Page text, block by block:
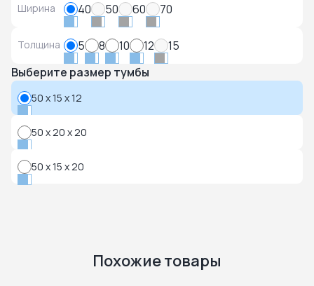
Ширина 40 50 60 70
Толщина 5 8 10 12
15
Выберите размер тумбы
50 x 15 x 12
50 x 20 x 20
50 x 15 x 20
Похожие товары